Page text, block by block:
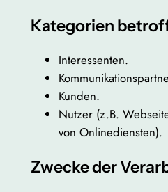
Kategorien
Interessenten.
Kunden.
Nutzer (z.B.
von Onlinediensten).
Zwecke der